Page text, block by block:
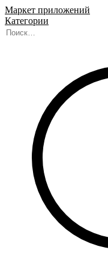
Маркет приложений
Категории